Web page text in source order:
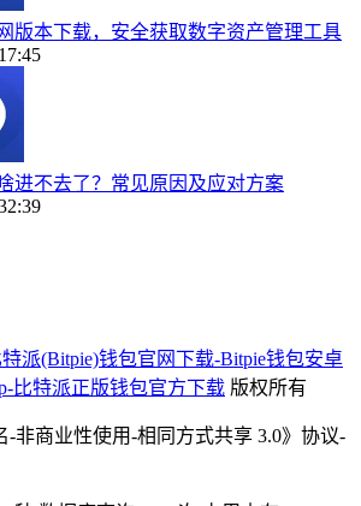
版本下载，安全获取数字资产管理工具
进不去了？常见原因及应对方案
特派(Bitpie)钱包官网下载-Bitpie钱包安卓
比特派正版钱包官方下载 版权所有
-非商业性使用-相同方式共享 3.0》协议-